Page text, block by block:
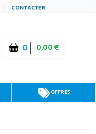
CONTACTER
0 0,00 €
OFFRES